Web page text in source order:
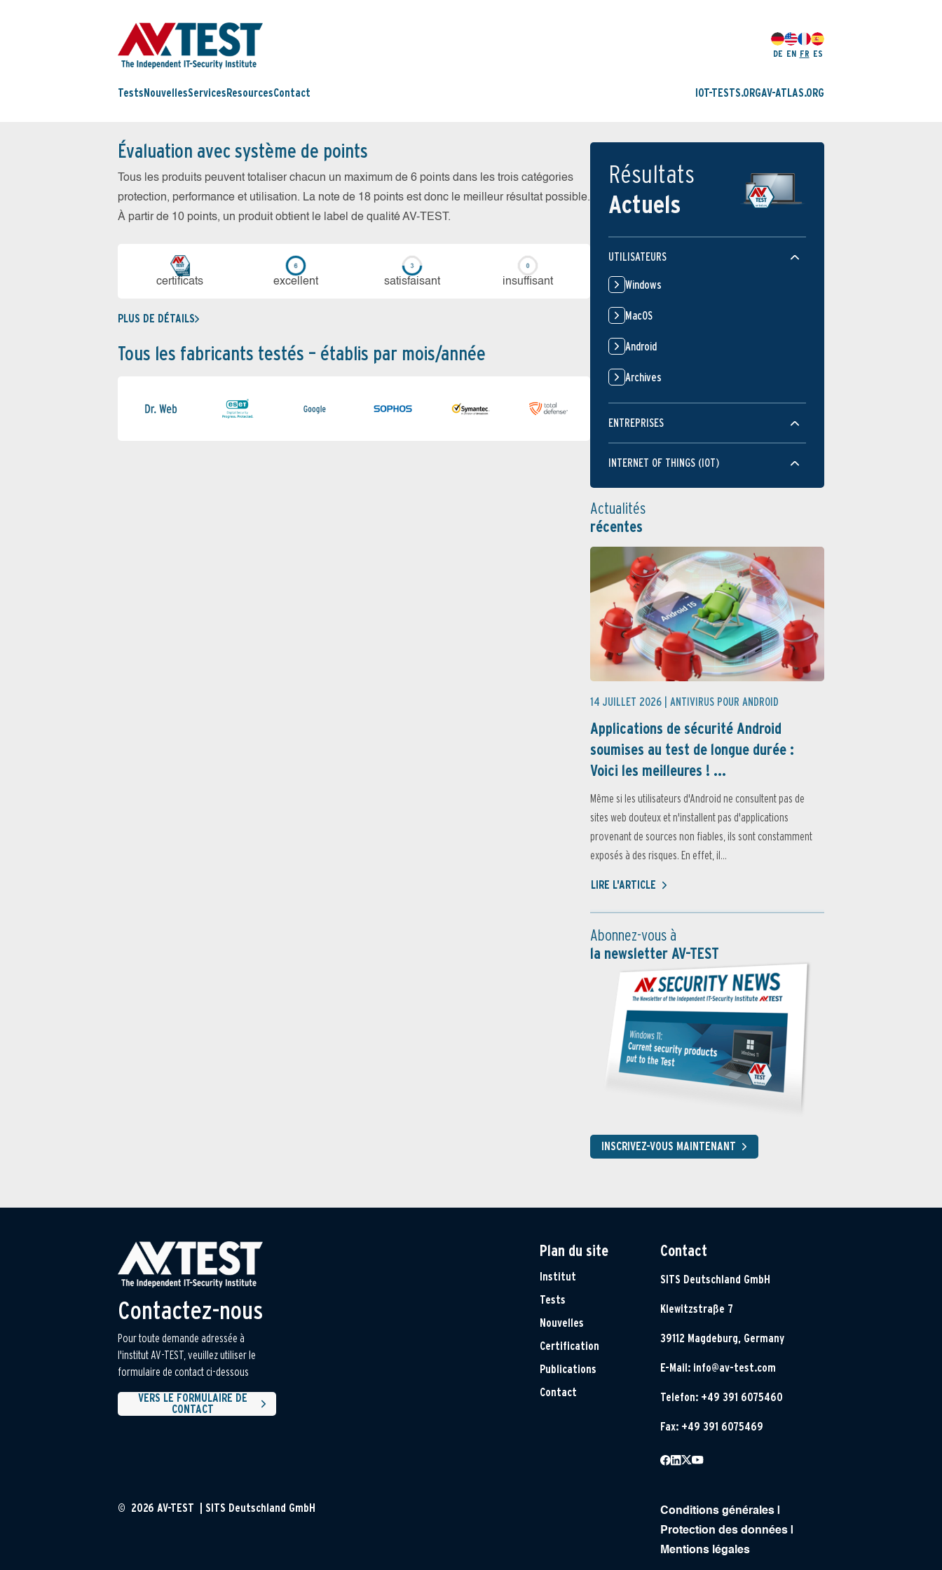
DE EN FR ES
Tests NouvellesServices ResourcesContact IOT-TESTS.ORGAV-ATLAS.ORG
Évaluation avec système de points
Tous les produits peuvent totaliser chacun un maximum de 6 points dans les trois catégories
protection, performance et utilisation. La note de 18 points est donc le meilleur résultat possible.
À partir de 10 points, un produit obtient le label de qualité AV-TEST.
certi­ficats ex­cellent sa­tis­fai­sant in­suf­fi­sant
PLUS DE DÉTAILS
Tous les fabricants testés – établis par mois/année
Résultats
Actuels
UTILISATEURS
Windows
MacOS
Android
Archives
ENTREPRISES
INTERNET OF THINGS (IOT)
Actualités
récentes
14 JUILLET 2026 | ANTIVIRUS POUR ANDROID
Applications de sécurité Android
soumises au test de longue durée :
Voici les meilleures ! ...
Même si les utilisateurs d'Android ne consultent pas de
sites web douteux et n'installent pas d'applications
provenant de sources non fiables, ils sont constamment
exposés à des risques. En effet, il...
LIRE L'ARTICLE
Abonnez-vous à
la newsletter AV-TEST
INSCRIVEZ-VOUS MAINTENANT
Contactez-nous
Pour toute demande adressée à
l'institut AV-TEST, veuillez utiliser le
formulaire de contact ci-dessous
VERS LE FORMULAIRE DE
CONTACT
Plan du site
Institut
Tests
Nouvelles
Certification
Publications
Contact
Contact
SITS Deutschland GmbH
Klewitzstraße 7
39112 Magdeburg, Germany
E-Mail: info@av-test.com
Telefon: +49 391 6075460
Fax: +49 391 6075469
Conditions générales
Protection des données
Mentions légales
© 2026 AV-TEST | SITS Deutschland GmbH